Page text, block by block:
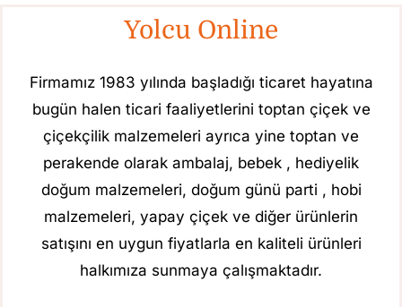
Yolcu Online
Firmamız 1983 yılında başladığı ticaret hayatına
bugün halen ticari faaliyetlerini toptan çiçek ve
çiçekçilik malzemeleri ayrıca yine toptan ve
perakende olarak ambalaj, bebek , hediyelik
doğum malzemeleri, doğum günü parti , hobi
malzemeleri, yapay çiçek ve diğer ürünlerin
satışını en uygun fiyatlarla en kaliteli ürünleri
halkımıza sunmaya çalışmaktadır.